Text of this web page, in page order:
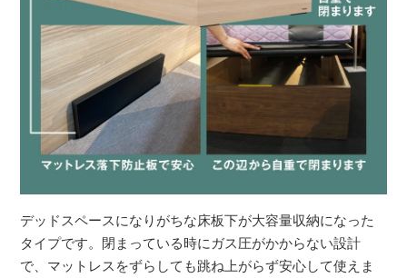
デッドスペースになりがちな床板下が大容量収納になった
タイプです。閉まっている時にガス圧がかからない設計
で、マットレスをずらしても跳ね上がらず安心して使えま